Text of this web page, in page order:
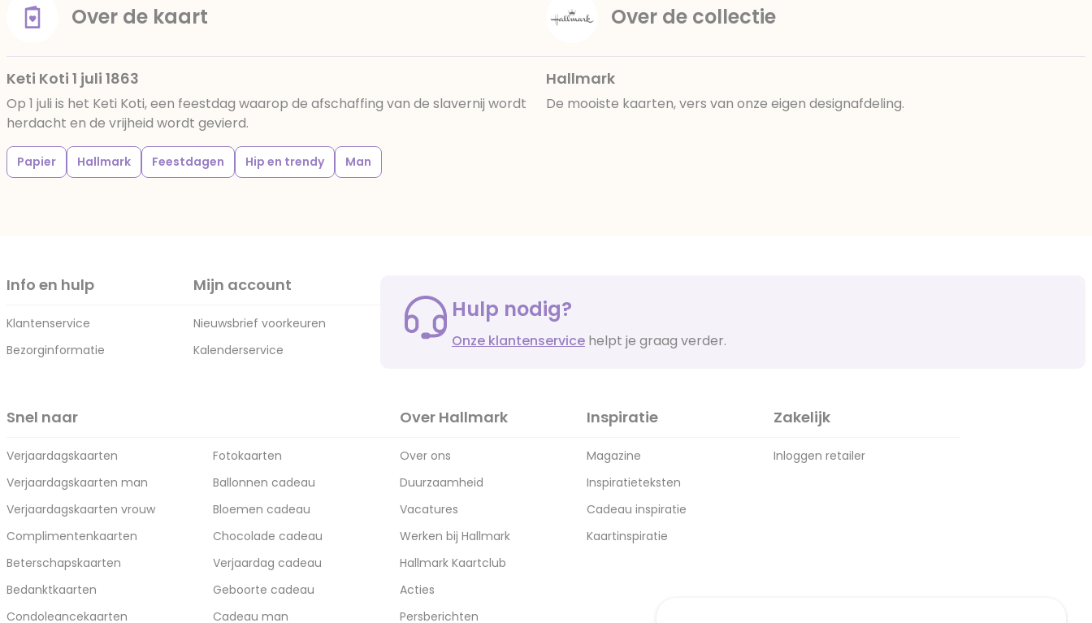
Over de kaart
Keti Koti 1 juli 1863
Op 1 juli is het Keti Koti, een feestdag waarop de afschaffing van de slavernij wordt
herdacht en de vrijheid wordt gevierd.
Papier Hallmark Feestdagen Hip en trendy Man
Over de collectie
Hallmark
De mooiste kaarten, vers van onze eigen designafdeling.
Info en hulp
Klantenservice
Bezorginformatie
Mijn account
Nieuwsbrief voorkeuren
Kalenderservice
Hulp nodig?
Onze klantenservice helpt je graag verder.
Snel naar
Verjaardagskaarten
Verjaardagskaarten man
Verjaardagskaarten vrouw
Complimentenkaarten
Beterschapskaarten
Bedanktkaarten
Condoleancekaarten
Fotokaarten
Ballonnen cadeau
Bloemen cadeau
Chocolade cadeau
Verjaardag cadeau
Geboorte cadeau
Cadeau man
Over Hallmark
Over ons
Duurzaamheid
Vacatures
Werken bij Hallmark
Hallmark Kaartclub
Acties
Persberichten
Inspiratie
Magazine
Inspiratieteksten
Cadeau inspiratie
Kaartinspiratie
Zakelijk
Inloggen retailer